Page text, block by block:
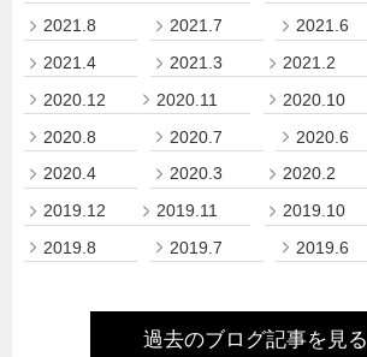
2021.8
2021.7 2021.6
2021.4
2021.3 2021.2
2020.12
2020.11 2020.10
2020.8
2020.7 2020.6
2020.4
2020.3 2020.2
2019.12
2019.11 2019.10
2019.8
2019.7 2019.6
過去のブログ記事を見る